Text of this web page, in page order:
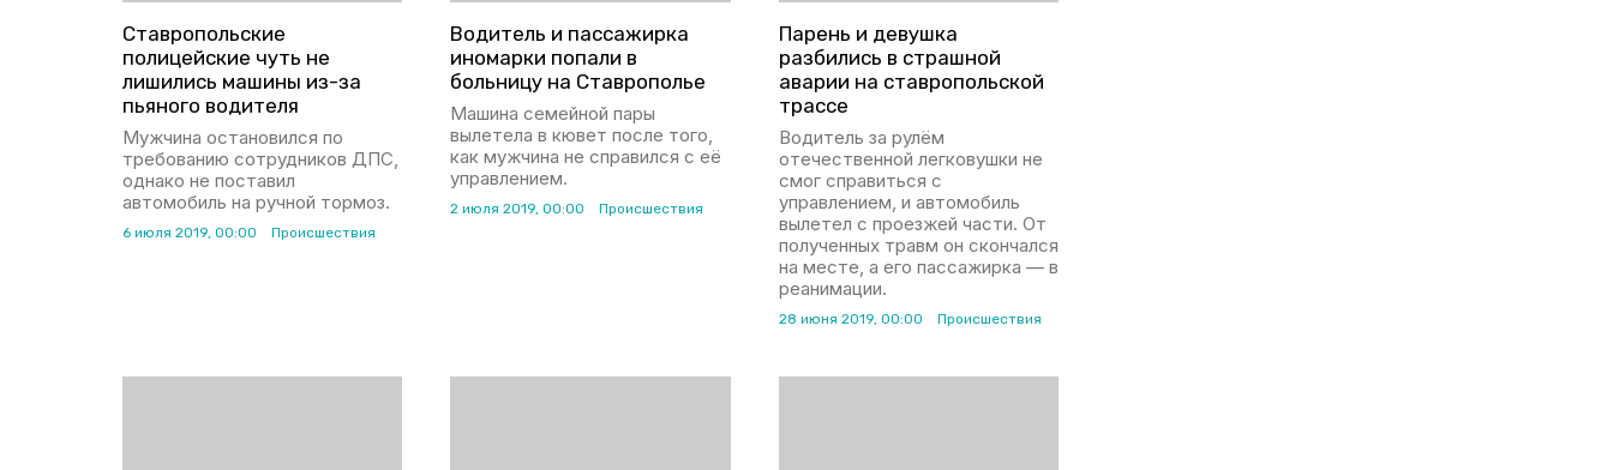
Ставропольские
полицейские чуть не
лишились машины из-за
пьяного водителя
Мужчина остановился по
требованию сотрудников ДПС,
однако не поставил
автомобиль на ручной тормоз.
6 июля 2019, 00:00 Происшествия
Водитель и пассажирка
иномарки попали в
больницу на Ставрополье
Машина семейной пары
вылетела в кювет после того,
как мужчина не справился с её
управлением.
2 июля 2019, 00:00 Происшествия
Парень и девушка
разбились в страшной
аварии на ставропольской
трассе
Водитель за рулём
отечественной легковушки не
смог справиться с
управлением, и автомобиль
вылетел с проезжей части. От
полученных травм он скончался
на месте, а его пассажирка — в
реанимации.
28 июня 2019, 00:00 Происшествия